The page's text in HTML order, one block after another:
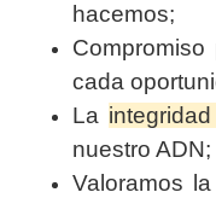
hacemos;
cada
La
nuestro ADN;
Valoramos la